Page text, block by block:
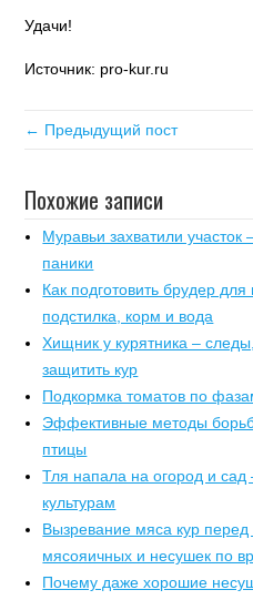
Удачи!
Источник: pro-kur.ru
← Предыдущий пост
Похожие записи
Муравьи захватили участок
паники
Как подготовить брудер
подстилка, корм и вода
Хищник у курятника –
защитить кур
Подкормка томатов по
Эффективные методы
птицы
Тля напала на огород и сад
культурам
Вызревание мяса кур перед
мясояичных и несушек по
Почему даже хорошие